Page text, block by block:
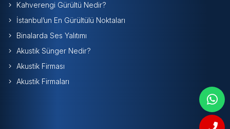
Kahverengi Gürültü Nedir?
İstanbul’un En Gürültülü Noktaları
Binalarda Ses Yalıtımı
Akustik Sünger Nedir?
Akustik Firması
Akustik Firmaları